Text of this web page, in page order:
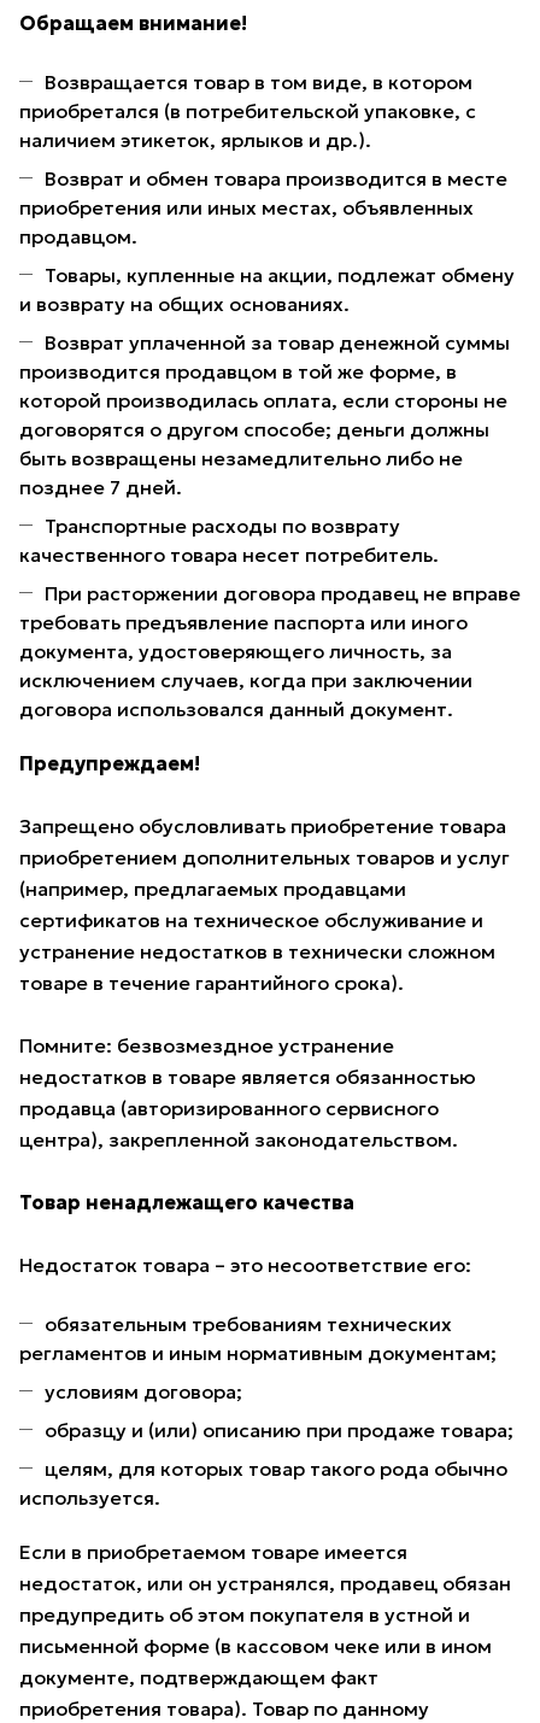
Обращаем внимание!
Возвращается товар в том виде, в котором
приобретался (в потребительской упаковке, с
наличием этикеток, ярлыков и др.).
Возврат и обмен товара производится в месте
приобретения или иных местах, объявленных
продавцом.
Товары, купленные на акции, подлежат обмену
и возврату на общих основаниях.
Возврат уплаченной за товар денежной суммы
производится продавцом в той же форме, в
которой производилась оплата, если стороны не
договорятся о другом способе; деньги должны
быть возвращены незамедлительно либо не
позднее 7 дней.
Транспортные расходы по возврату
качественного товара несет потребитель.
При расторжении договора продавец не вправе
требовать предъявление паспорта или иного
документа, удостоверяющего личность, за
исключением случаев, когда при заключении
договора использовался данный документ.
Предупреждаем!
Запрещено обусловливать приобретение товара
приобретением дополнительных товаров и услуг
(например, предлагаемых продавцами
сертификатов на техническое обслуживание и
устранение недостатков в технически сложном
товаре в течение гарантийного срока).
Помните: безвозмездное устранение
недостатков в товаре является обязанностью
продавца (авторизированного сервисного
центра), закрепленной законодательством.
Товар ненадлежащего качества
Недостаток товара – это несоответствие его:
обязательным требованиям технических
регламентов и иным нормативным документам;
условиям договора;
образцу и (или) описанию при продаже товара;
целям, для которых товар такого рода обычно
используется.
Если в приобретаемом товаре имеется
недостаток, или он устранялся, продавец обязан
предупредить об этом покупателя в устной и
письменной форме (в кассовом чеке или в ином
документе, подтверждающем факт
приобретения товара). Товар по данному